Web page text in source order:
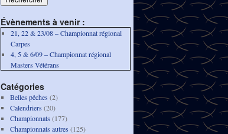
Évènements à venir :
21, 22 & 23/08 – Championnat régional
Carpes
4, 5 & 6/09 – Championnat régional
Masters Vétérans
Catégories
Belles pêches (2)
Calendriers (20)
Championnats (177)
Championnats autres (125)